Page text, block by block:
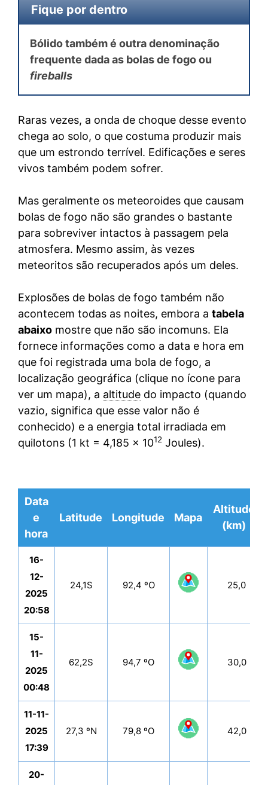
Fique por dentro
Bólido também é outra denominação
frequente dada as bolas de fogo ou
fireballs
Raras vezes, a onda de choque desse evento
chega ao solo, o que costuma produzir mais
que um estrondo terrível. Edificações e seres
vivos também podem sofrer.
Mas geralmente os meteoroides que causam
bolas de fogo não são grandes o bastante
para sobreviver intactos à passagem pela
atmosfera. Mesmo assim, às vezes
meteoritos são recuperados após um deles.
Explosões de bolas de fogo também não
acontecem todas as noites, embora a tabela
abaixo mostre que não são incomuns. Ela
fornece informações como a data e hora em
que foi registrada uma bola de fogo, a
localização geográfica (clique no ícone para
ver um mapa), a altitude do impacto (quando
vazio, significa que esse valor não é
conhecido) e a energia total irradiada em
quilotons (1 kt = 4,185 x 1012 Joules).
Data
e
hora
Latitude Longitude Mapa
Altitude
(km)
Data
e
hora
16-
12-
2025
20:58
24,1S 92,4 ºO 25,0
15-
11-
2025
00:48
62,2S 94,7 ºO 30,0
11-11-
2025
17:39
27,3 ºN 79,8 ºO 42,0
20-